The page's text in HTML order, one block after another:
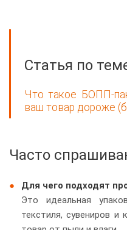
Статья по
Что такое БОПП-
ваш товар дороже
Часто
Для чего подходят
Это идеальная
текстиля, сувениров